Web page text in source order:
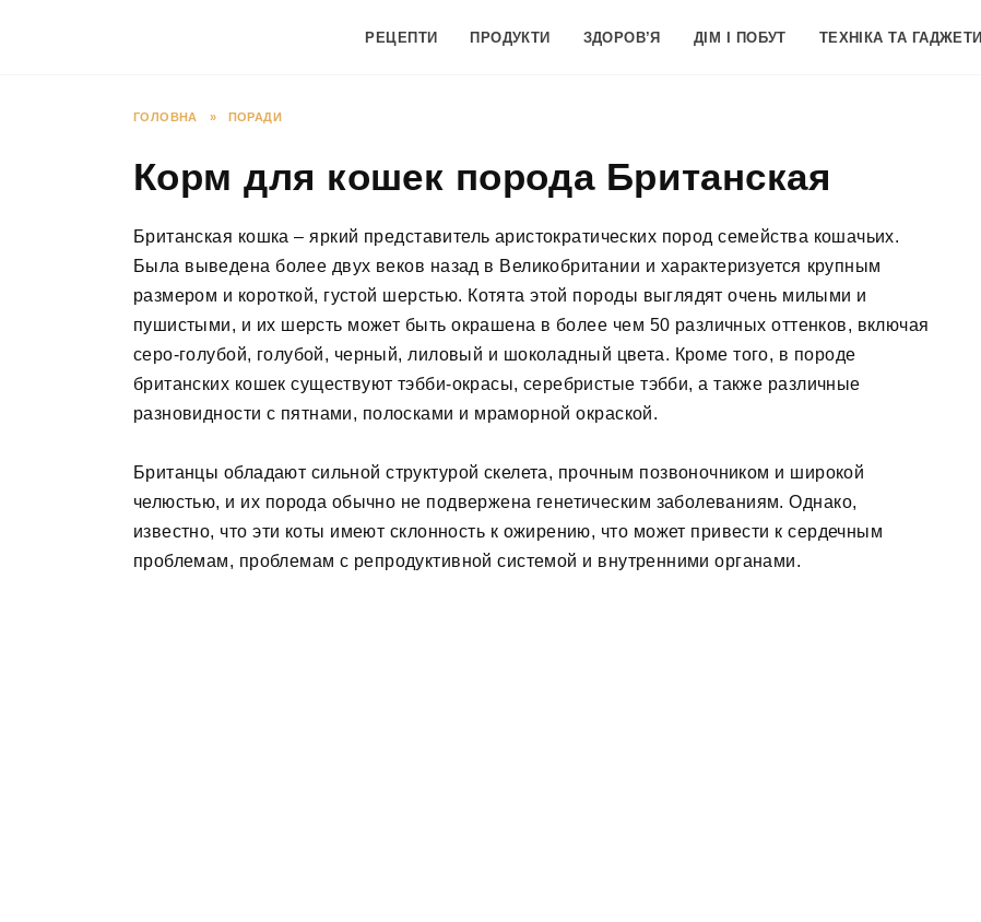
РЕЦЕПТИ ПРОДУКТИ ЗДОРОВ’Я ДІМ І ПОБУТ ТЕХНІКА ТА ГАДЖЕТИ
ГОЛОВНА » ПОРАДИ
Корм для кошек порода Британская
Британская кошка – яркий представитель аристократических пород семейства кошачьих.
Была выведена более двух веков назад в Великобритании и характеризуется крупным
размером и короткой, густой шерстью. Котята этой породы выглядят очень милыми и
пушистыми, и их шерсть может быть окрашена в более чем 50 различных оттенков, включая
серо-голубой, голубой, черный, лиловый и шоколадный цвета. Кроме того, в породе
британских кошек существуют тэбби-окрасы, серебристые тэбби, а также различные
разновидности с пятнами, полосками и мраморной окраской.
Британцы обладают сильной структурой скелета, прочным позвоночником и широкой
челюстью, и их порода обычно не подвержена генетическим заболеваниям. Однако,
известно, что эти коты имеют склонность к ожирению, что может привести к сердечным
проблемам, проблемам с репродуктивной системой и внутренними органами.